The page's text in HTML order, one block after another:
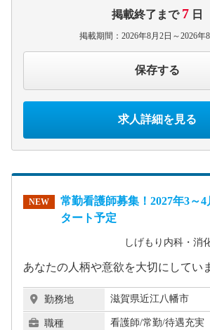
掲載終了まで 7 日
掲載期間：2026年8月2日～2026年
保存する
求人詳細を見る
NEW
常勤看護師募集！2027年3～
タート予定
しげもり内科・消
あなたの人柄や意欲を大切にしてい
勤務地 滋賀県近江八幡市
職種 看護師/常勤/待遇充実